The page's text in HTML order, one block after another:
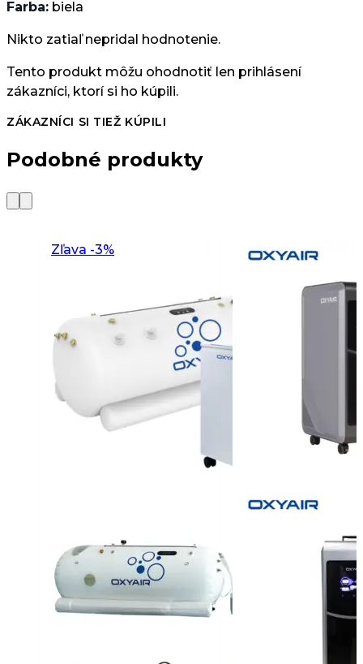
Farba: biela
Nikto zatiaľ nepridal hodnotenie.
Tento produkt môžu ohodnotiť len prihlásení
zákazníci, ktorí si ho kúpili.
ZÁKAZNÍCI SI TIEŽ KÚPILI
Podobné produkty
Zľava -3%